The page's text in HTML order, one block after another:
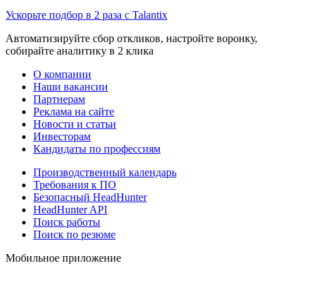
Ускорьте подбор в 2 раза с Talantix
Автоматизируйте сбор откликов, настройте воронку,
собирайте аналитику в 2 клика
О компании
Наши вакансии
Партнерам
Реклама на сайте
Новости и статьи
Инвесторам
Кандидаты по профессиям
Производственный календарь
Требования к ПО
Безопасный HeadHunter
HeadHunter API
Поиск работы
Поиск по резюме
Мобильное приложение